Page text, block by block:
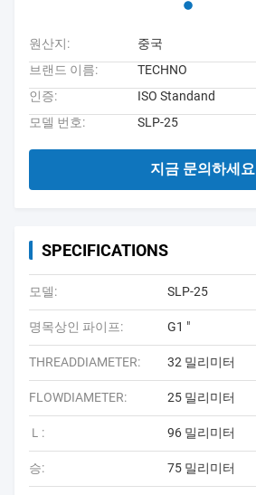
원산지:
중국
브랜드 이름:
TECHNO
인증:
ISO Standand
모델 번호:
SLP-25
지금 문의하세요
SPECIFICATIONS
모델: SLP-25
명목상인 파이프: G1 "
THREADDIAMETER: 32 밀리미터
FLOWDIAMETER: 25 밀리미터
Ｌ: 96 밀리미터
승: 75 밀리미터